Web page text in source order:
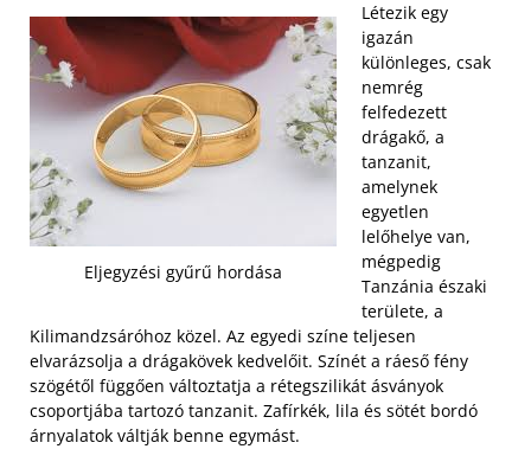
Eljegyzési gyűrű hordása
Létezik egy
igazán
különleges, csak
nemrég
felfedezett
drágakő, a
tanzanit,
amelynek
egyetlen
lelőhelye van,
mégpedig
Tanzánia északi
területe, a
Kilimandzsáróhoz közel. Az egyedi színe teljesen
elvarázsolja a drágakövek kedvelőit. Színét a ráeső fény
szögétől függően változtatja a rétegszilikát ásványok
csoportjába tartozó tanzanit. Zafírkék, lila és sötét bordó
árnyalatok váltják benne egymást.